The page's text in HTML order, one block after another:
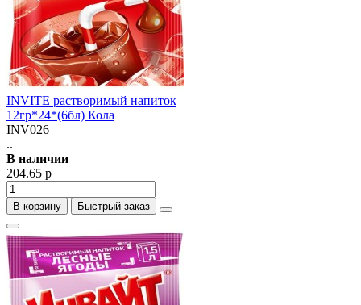
INVITE растворимый напиток
12гр*24*(6бл) Кола
INV026
..
В наличии
204.65 р
В корзину Быстрый заказ